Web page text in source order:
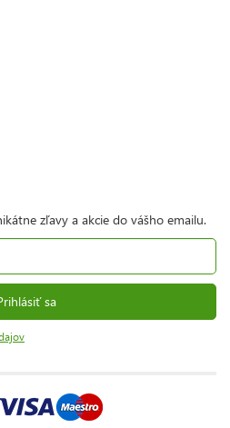
zľavy a akcie do vášho emailu.
sa